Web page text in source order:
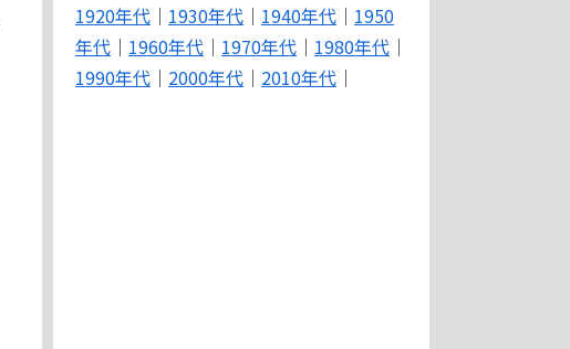
1920年代 ｜ 1930年代 ｜ 1940年代 ｜ 1950
年代 ｜ 1960年代 ｜ 1970年代 ｜ 1980年代 ｜
1990年代 ｜ 2000年代 ｜ 2010年代 ｜